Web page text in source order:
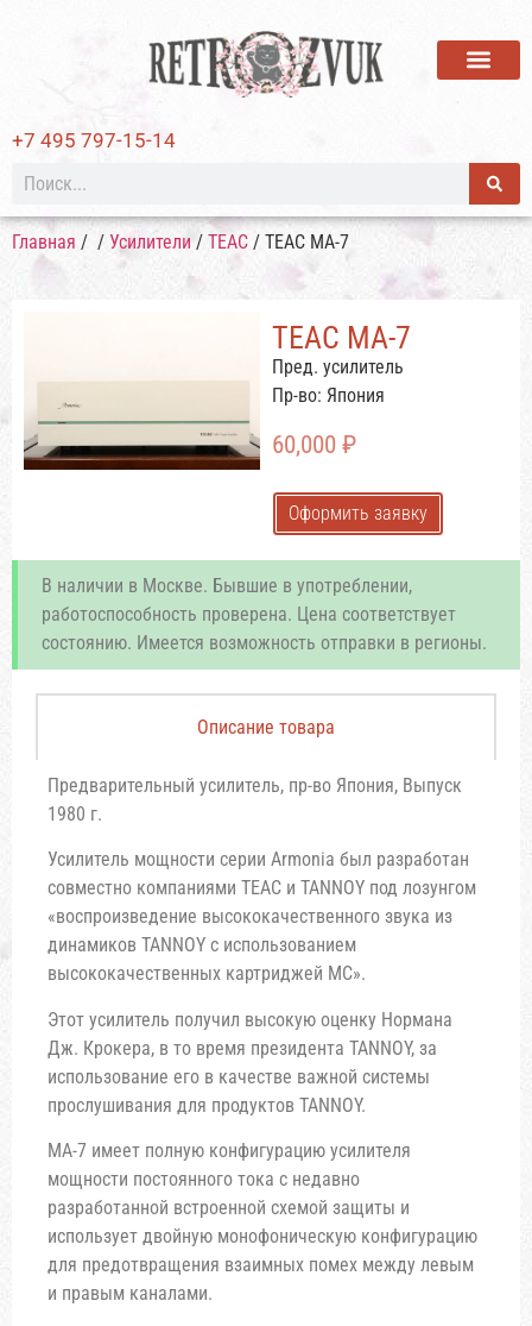
+7 495 797-15-14
Главная / / Усилители / TEAC / TEAC MA-7
TEAC MA-7
Пред. усилитель
Пр-во: Япония
60,000 ₽
Оформить заявку
В наличии в Москве. Бывшие в употреблении,
работоспособность проверена. Цена соответствует
состоянию. Имеется возможность отправки в регионы.
Описание товара
Предварительный усилитель, пр-во Япония, Выпуск
1980 г.
Усилитель мощности серии Armonia был разработан
совместно компаниями TEAC и TANNOY под лозунгом
«воспроизведение высококачественного звука из
динамиков TANNOY с использованием
высококачественных картриджей MC».
Этот усилитель получил высокую оценку Нормана
Дж. Крокера, в то время президента TANNOY, за
использование его в качестве важной системы
прослушивания для продуктов TANNOY.
MA-7 имеет полную конфигурацию усилителя
мощности постоянного тока с недавно
разработанной встроенной схемой защиты и
использует двойную монофоническую конфигурацию
для предотвращения взаимных помех между левым
и правым каналами.